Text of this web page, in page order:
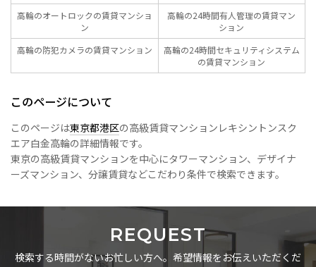
高輪のオートロックの賃貸マンショ
ン
高輪の24時間有人管理の賃貸マン
ション
高輪の防犯カメラの賃貸マンション
高輪の24時間セキュリティシステム
の賃貸マンション
このページについて
このページは東京都港区の高級賃貸マンションレキシントンスク
エア白金高輪の詳細情報です。
東京の高級賃貸マンションを中心にタワーマンション、デザイナ
ーズマンション、分譲賃貸などこだわり条件で検索できます。
REQUEST
検索する時間がないお忙しい方へ。希望情報をお伝えいただくだ